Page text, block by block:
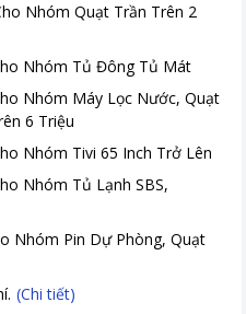
Nhóm Quạt Trần Trên 2
Nhóm Tủ Đông Tủ Mát
Nhóm Máy Lọc Nước, Quạt
6 Triệu
Nhóm Tivi 65 Inch Trở Lên
Nhóm Tủ Lạnh SBS,
Nhóm Pin Dự Phòng, Quạt
(Chi tiết)